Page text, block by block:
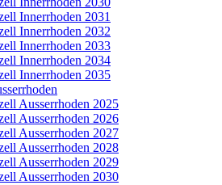
Innerrhoden 2031
Innerrhoden 2032
Innerrhoden 2033
Innerrhoden 2034
Innerrhoden 2035
Ausserrhoden 2025
Ausserrhoden 2026
Ausserrhoden 2027
Ausserrhoden 2028
Ausserrhoden 2029
Ausserrhoden 2030